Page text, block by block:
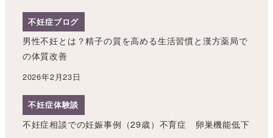
不妊症ブログ
男性不妊とは？精子の質を高める生活習慣と漢方薬局で
の体質改善
2026年2月23日
不妊症体験談
不妊症相談での妊娠事例（29歳）不育症 卵巣機能低下